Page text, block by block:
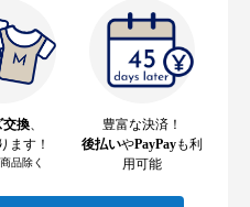
交換
ます！
品除く
豊富な決済！
後払いやPayPayも利
用可能